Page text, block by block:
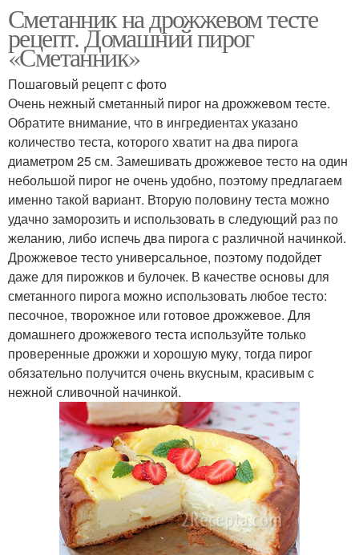
Сметанник на сметане
тесте
Вкусный сметанник
Сметанник с песочным
тестом
Сметанник на дрожжевом тесте
рецепт. Домашний пирог
«Сметанник»
Пошаговый рецепт с фото
Очень нежный сметанный пирог на дрожжевом тесте.
Обратите внимание, что в ингредиентах указано
количество теста, которого хватит на два пирога
диаметром 25 см. Замешивать дрожжевое тесто на один
небольшой пирог не очень удобно, поэтому предлагаем
именно такой вариант. Вторую половину теста можно
удачно заморозить и использовать в следующий раз по
желанию, либо испечь два пирога с различной начинкой.
Дрожжевое тесто универсальное, поэтому подойдет
даже для пирожков и булочек. В качестве основы для
сметанного пирога можно использовать любое тесто:
песочное, творожное или готовое дрожжевое. Для
домашнего дрожжевого теста используйте только
проверенные дрожжи и хорошую муку, тогда пирог
обязательно получится очень вкусным, красивым с
нежной сливочной начинкой.